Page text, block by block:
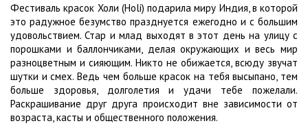
Фестиваль красок Холи (Holi) подарила миру Индия, в которой
это радужное безумство празднуется ежегодно и с большим
удовольствием. Стар и млад выходят в этот день на улицу с
порошками и баллончиками, делая окружающих и весь мир
разноцветным и сияющим. Никто не обижается, всюду звучат
шутки и смех. Ведь чем больше красок на тебя высыпано, тем
больше здоровья, долголетия и удачи тебе пожелали.
Раскрашивание друг друга происходит вне зависимости от
возраста, касты и общественного положения.